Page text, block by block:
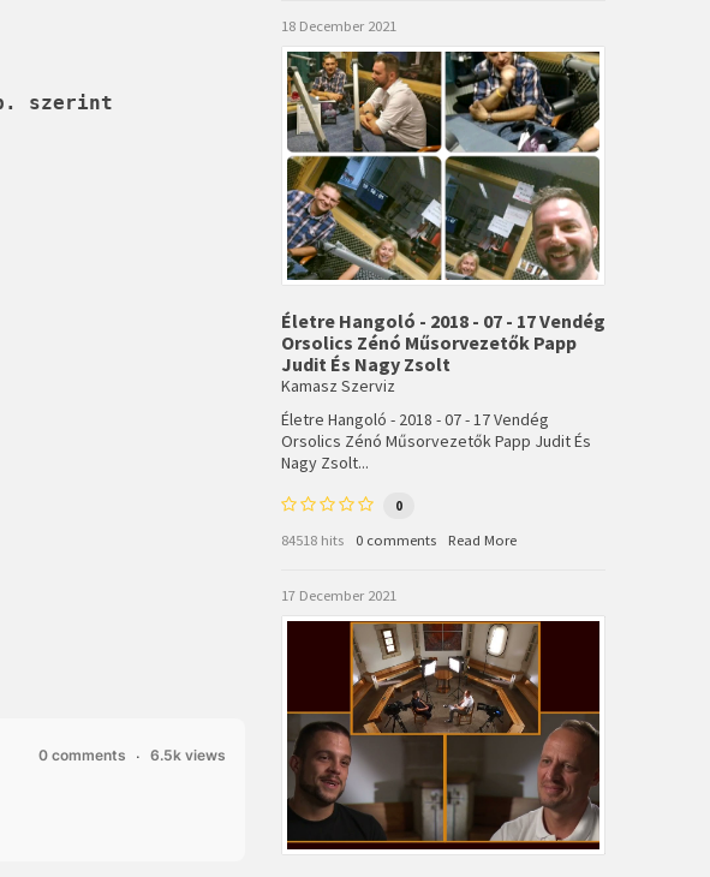
szerint
0 comments
6.5k views
18 December 2021
Életre Hangoló - 2018 - 07 - 17 Vendég
Orsolics Zénó Műsorvezetők Papp
Judit És Nagy Zsolt
Kamasz Szerviz
Életre Hangoló - 2018 - 07 - 17 Vendég
Orsolics Zénó Műsorvezetők Papp Judit És
Nagy Zsolt...
0
84518 hits 0 comments Read More
17 December 2021